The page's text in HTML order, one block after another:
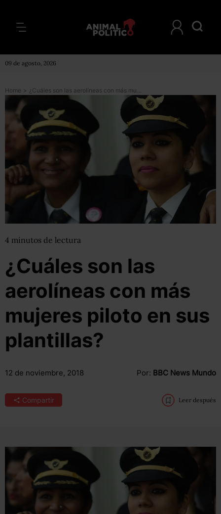
09 de agosto, 2026
Home > ¿Cuáles son las aerolíneas con más mujeres piloto en sus plantillas?
4 minutos de lectura
¿Cuáles son las
aerolíneas con más
mujeres piloto en sus
plantillas?
12 de noviembre, 2018 Por: BBC News Mundo
Compartir Leer después